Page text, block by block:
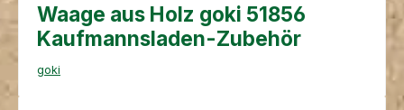
Waage aus Holz goki 51856
Kaufmannsladen-Zubehör
goki